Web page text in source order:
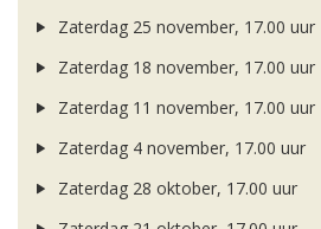
Zaterdag 25 november, 17.00 uur
Zaterdag 18 november, 17.00 uur
Zaterdag 11 november, 17.00 uur
Zaterdag 4 november, 17.00 uur
Zaterdag 28 oktober, 17.00 uur